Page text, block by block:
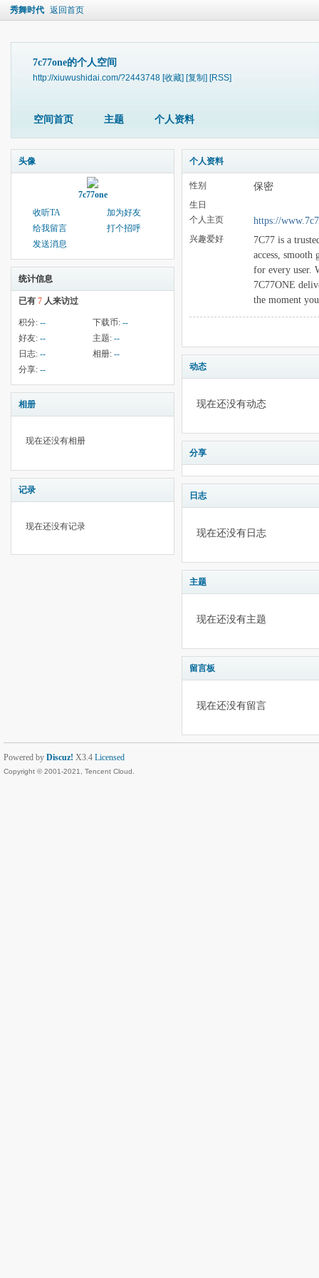
秀舞时代 返回首页
7c77one的个人空间
http://xiuwushidai.com/?2443748 [收藏] [复制] [RSS]
空间首页 主题 个人资料
头像
7c77one
收听TA
加为好友
给我留言
打个招呼
发送消息
统计信息
已有 7 人来访过
积分: -- 下载币: --
好友: -- 主题: --
日志: -- 相册: --
分享: --
相册
现在还没有相册
记录
现在还没有记录
个人资料
性别 保密
生日
个人主页
https://
兴趣爱好
7C77 is a
access,
for every user.
7C77ONE
the moment
动态
现在还没有动态
分享
日志
现在还没有日志
主题
现在还没有主题
留言板
现在还没有留言
Powered by Discuz! X3.4 Licensed
Copyright © 2001-2021, Tencent Cloud.